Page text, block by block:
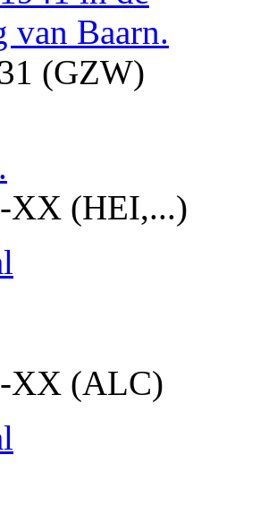
(GZW)
XX (HEI,...)
XX (ALC)